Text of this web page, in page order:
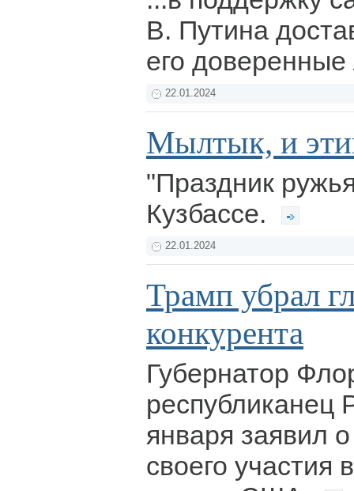
В. Путина
его
22.01.2024
Мылтык, и
"Праздник
Кузбассе.
22.01.2024
Трамп убрал
конкурента
Губернатор
республиканец
января заявил
своего участия